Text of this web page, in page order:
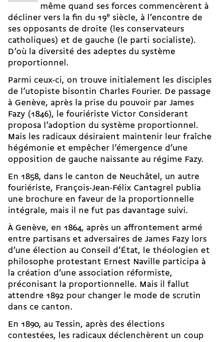
même quand ses forces commencèrent à
décliner vers la fin du 19e siècle, à l’encontre de
ses opposants de droite (les conservateurs
catholiques) et de gauche (le parti socialiste).
D’où la diversité des adeptes du système
proportionnel.
Parmi ceux-ci, on trouve initialement les disciples
de l’utopiste bisontin Charles Fourier. De passage
à Genève, après la prise du pouvoir par James
Fazy (1846), le fouriériste Victor Considerant
proposa l’adoption du système proportionnel.
Mais les radicaux désiraient maintenir leur fraîche
hégémonie et empêcher l’émergence d’une
opposition de gauche naissante au régime Fazy.
En 1858, dans le canton de Neuchâtel, un autre
fouriériste, François-­Jean-Félix Cantagrel publia
une brochure en faveur de la proportionnelle
intégrale, mais il ne fut pas davantage suivi.
À Genève, en 1864, après un affrontement armé
entre partisans et adversaires de James Fazy lors
d’une élection au Conseil d’État, le théologien et
philosophe protestant Ernest Naville participa à
la création d’une association réformiste,
préconisant la proportionnelle. Mais il fallut
attendre 1892 pour changer le mode de scrutin
dans ce canton.
En 1890, au Tessin, après des élections
contestées, les radicaux déclenchèrent un coup